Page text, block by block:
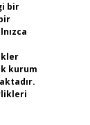
bir
kurum